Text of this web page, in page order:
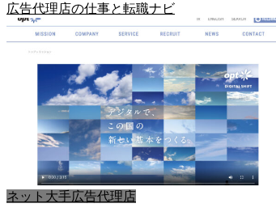
広告代理店の仕事と転職ナビ
ネット大手広告代理店